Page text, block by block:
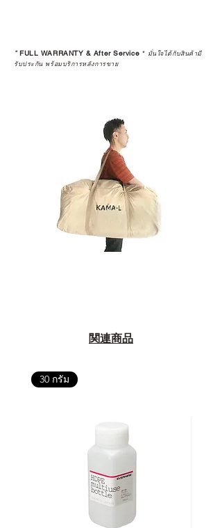
*FULL WARRANTY & After Service * มั่นใจได้กับสินค้ามี
รับประกัน พร้อมบริการหลังการขาย
関連商品
30 กรัม